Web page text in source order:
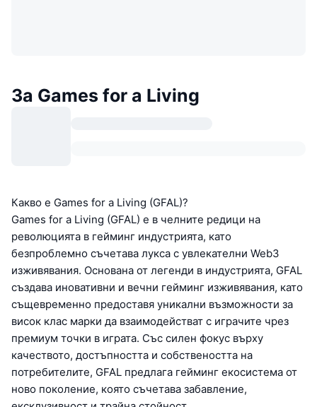
За Games for a Living
Какво е Games for a Living (GFAL)?
Games for a Living (GFAL) е в челните редици на
революцията в гейминг индустрията, като
безпроблемно съчетава лукса с увлекателни Web3
изживявания. Основана от легенди в индустрията, GFAL
създава иновативни и вечни гейминг изживявания, като
същевременно предоставя уникални възможности за
висок клас марки да взаимодействат с играчите чрез
премиум точки в играта. Със силен фокус върху
качеството, достъпността и собствеността на
потребителите, GFAL предлага гейминг екосистема от
ново поколение, която съчетава забавление,